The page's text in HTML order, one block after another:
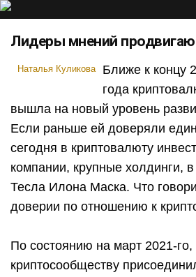
Лидеры мнений
Наталья Куликова
Ближе к концу
года
вышла на новый уровень
Если раньше ей доверяли
сегодня в криптовалюту
компании, крупные холдинги,
Тесла Илона Маска. Что
доверии по отношению к
По состоянию на март 2021-го,
криптосообществу